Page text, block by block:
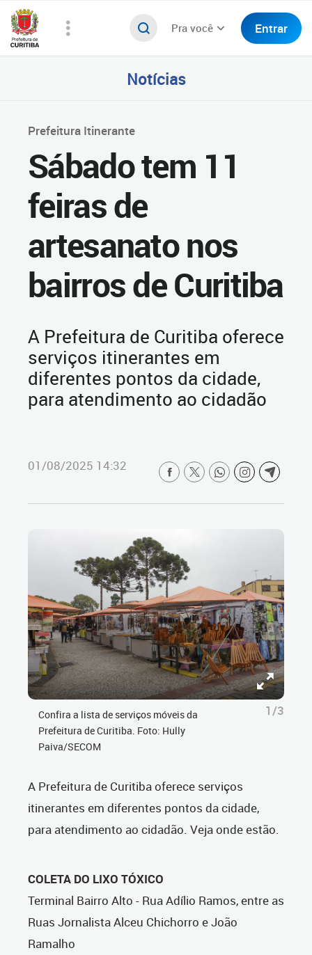
Pra você Entrar
Notícias
Prefeitura Itinerante
Sábado tem 11
feiras de
artesanato nos
bairros de Curitiba
A Prefeitura de Curitiba oferece
serviços itinerantes em
diferentes pontos da cidade,
para atendimento ao cidadão
01/08/2025 14:32
Confira a lista de serviços móveis da
Prefeitura de Curitiba. Foto: Hully
Paiva/SECOM
1/3
A Prefeitura de Curitiba oferece serviços
itinerantes em diferentes pontos da cidade,
para atendimento ao cidadão. Veja onde estão.
COLETA DO LIXO TÓXICO
Terminal Bairro Alto - Rua Adílio Ramos, entre as
Ruas Jornalista Alceu Chichorro e João
Ramalho